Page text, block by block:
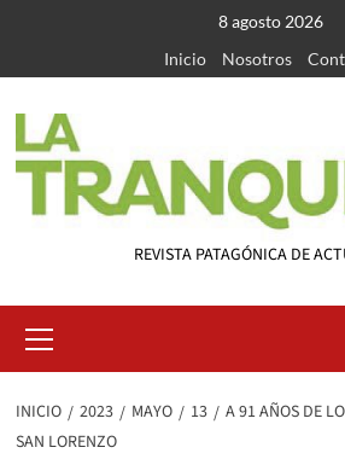
contenido
8 agosto 2026
Inicio
Nosotros
REVISTA PATAGÓNICA DE
primario
INICIO 2023 MAYO 13
A 91 AÑOS DE
SAN LORENZO